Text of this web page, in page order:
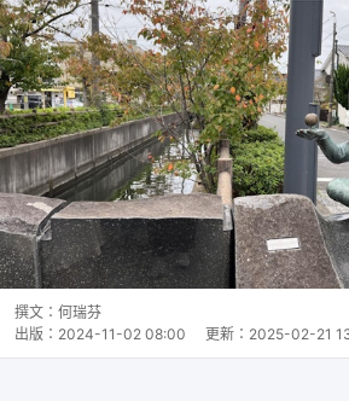
撰文： 何瑞芬
出版： 2024-11-02 08:00 更新： 2025-02-21